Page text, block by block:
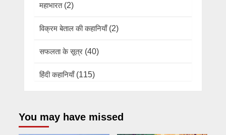
महाभारत(2)
विक्रम बेताल की कहानियाँ(2)
सफलता के सूत्र (40)
हिंदी कहानियाँ(115)
You may have missed